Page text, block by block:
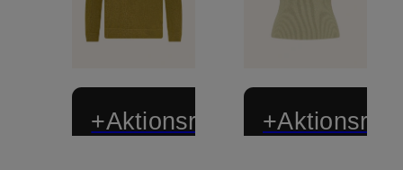
+Aktionsrabatt